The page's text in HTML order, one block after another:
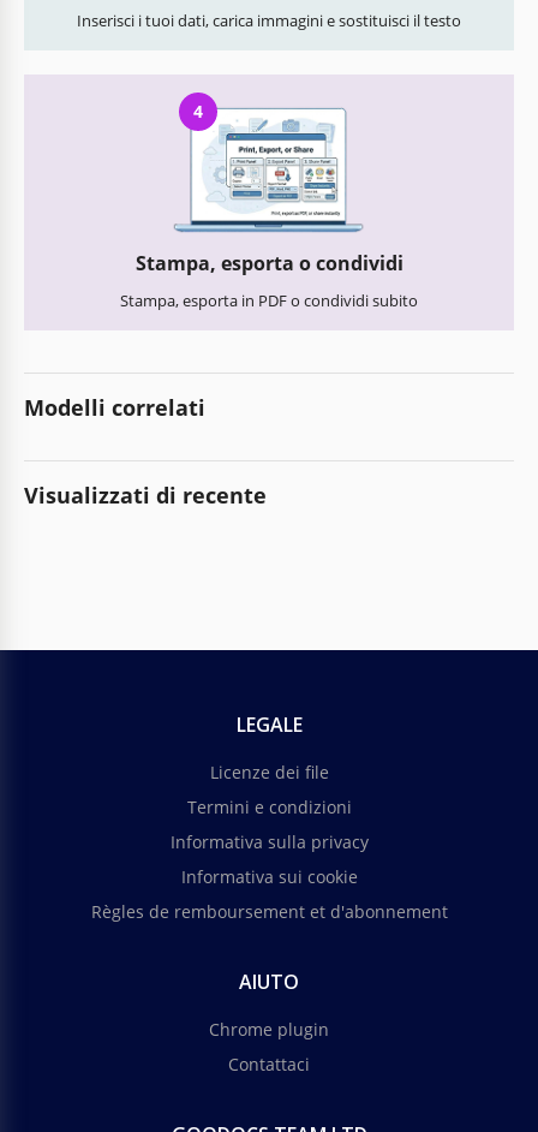
Inserisci i tuoi dati, carica immagini e sostituisci il testo
4
Stampa, esporta o condividi
Stampa, esporta in PDF o condividi subito
Modelli correlati
Visualizzati di recente
LEGALE
Licenze dei file
Termini e condizioni
Informativa sulla privacy
Informativa sui cookie
Règles de remboursement et d'abonnement
AIUTO
Chrome plugin
Contattaci